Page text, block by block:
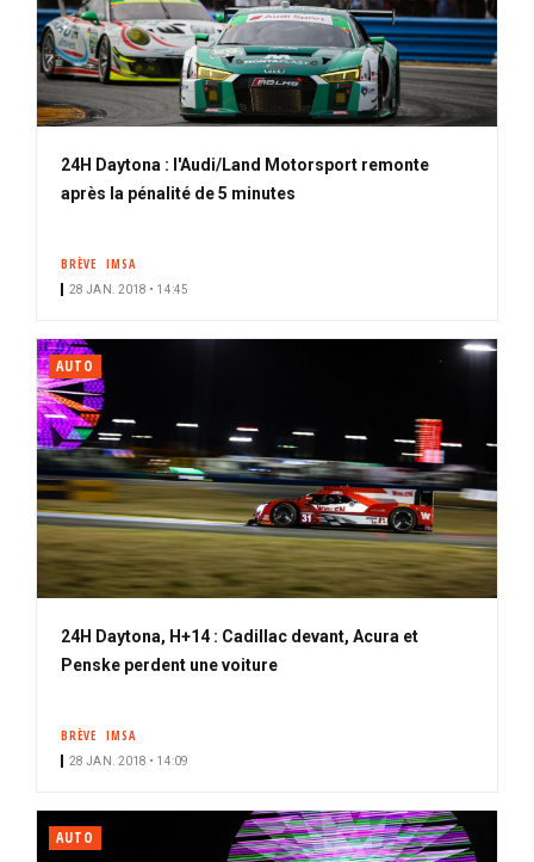
24H Daytona : l'Audi/Land Motorsport remonte
après la pénalité de 5 minutes
BRÈVE IMSA
28 JAN. 2018 • 14:45
AUTO
24H Daytona, H+14 : Cadillac devant, Acura et
Penske perdent une voiture
BRÈVE IMSA
28 JAN. 2018 • 14:09
AUTO